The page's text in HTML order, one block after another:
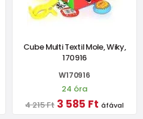
Cube Multi Textil Mole, Wiky,
170916
W170916
24 óra
4 215 Ft 3 585 Ft áfával